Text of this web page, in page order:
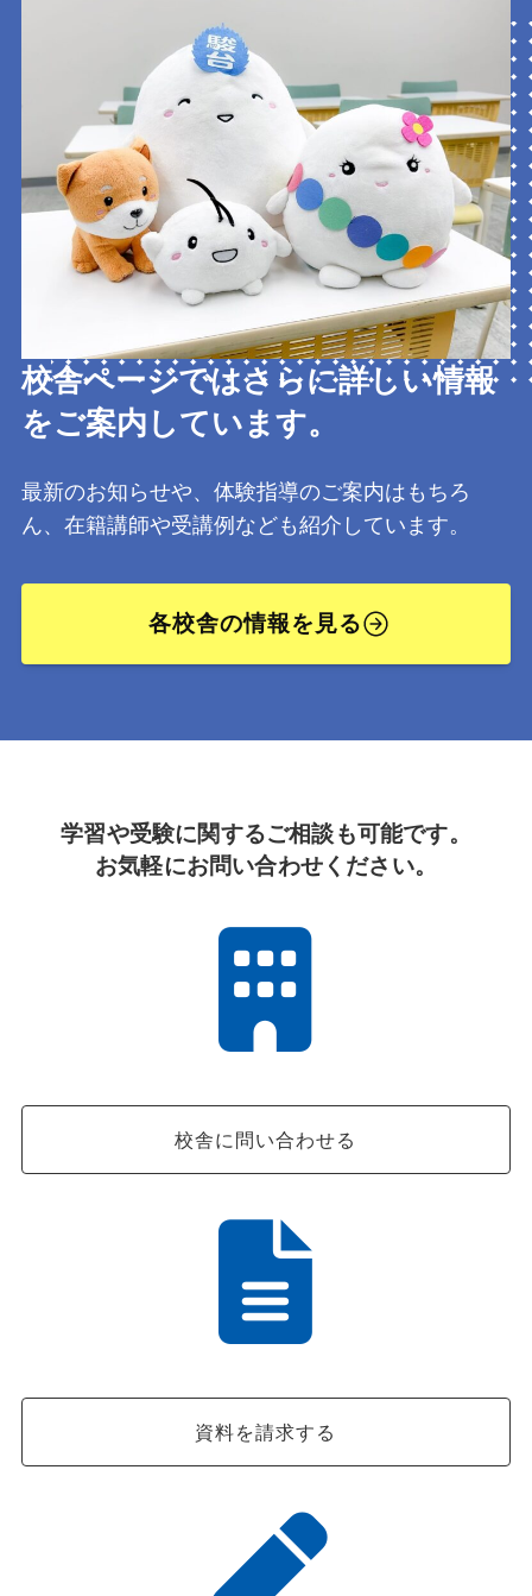
校舎ページではさらに詳しい情報
をご案内しています。
最新のお知らせや、体験指導のご案内はもちろ
ん、在籍講師や受講例なども紹介しています。
各校舎の情報を見る
学習や受験に関するご相談も可能です。
お気軽にお問い合わせください。
校舎に問い合わせる
資料を請求する